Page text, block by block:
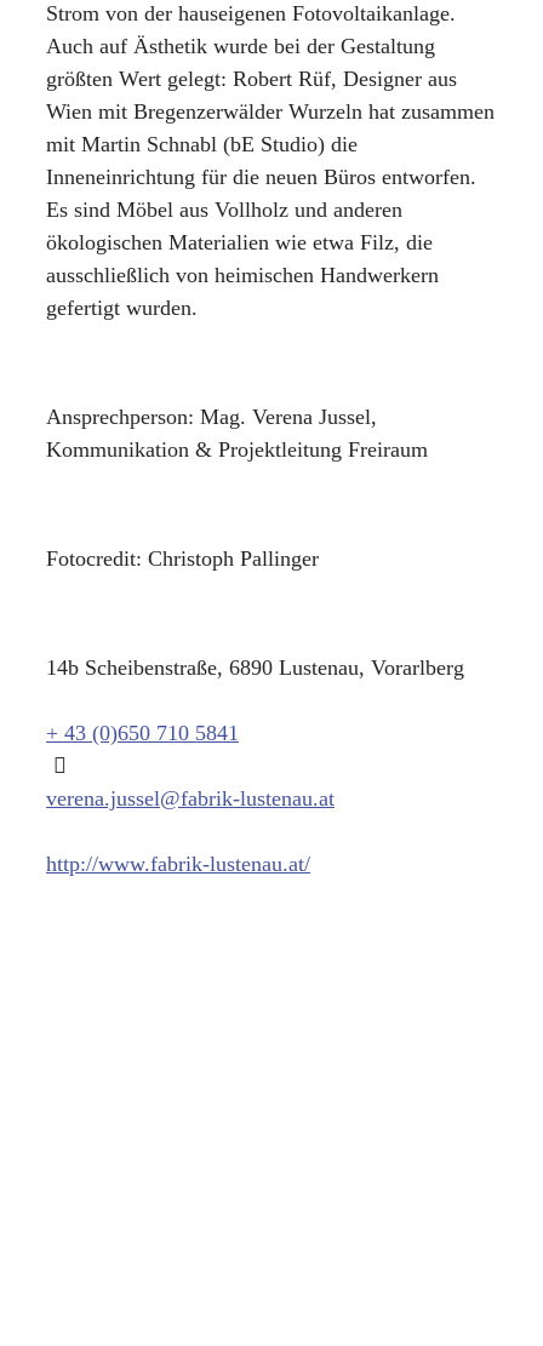
Strom von der hauseigenen Fotovoltaikanlage.
Auch auf Ästhetik wurde bei der Gestaltung
größten Wert gelegt: Robert Rüf, Designer aus
Wien mit Bregenzerwälder Wurzeln hat zusammen
mit Martin Schnabl (bE Studio) die
Inneneinrichtung für die neuen Büros entworfen.
Es sind Möbel aus Vollholz und anderen
ökologischen Materialien wie etwa Filz, die
ausschließlich von heimischen Handwerkern
gefertigt wurden.
Ansprechperson: Mag. Verena Jussel,
Kommunikation & Projektleitung Freiraum
Fotocredit: Christoph Pallinger
14b Scheibenstraße, 6890 Lustenau, Vorarlberg
+ 43 (0)650 710 5841
verena.jussel@fabrik-lustenau.at
http://www.fabrik-lustenau.at/